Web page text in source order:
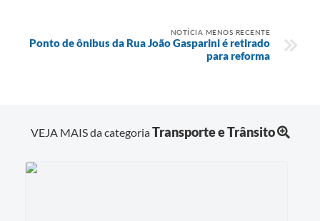
NOTÍCIA MENOS RECENTE
Ponto de ônibus da Rua João Gasparini é retirado
para reforma
VEJA MAIS da categoriaTransporte e Trânsito